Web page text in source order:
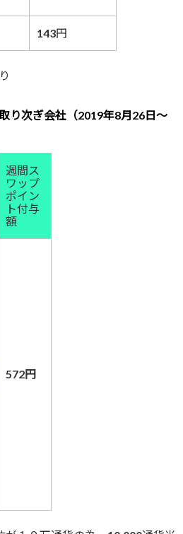
143円
り次ぎ会社（2019年8月26日～
週間ス
ワップ
ポイン
ト付与
額
572円